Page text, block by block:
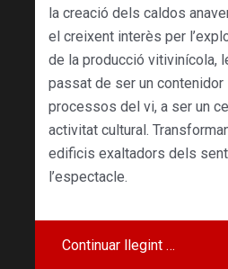
la creació dels caldos
el creixent interès per
de la producció vitivinícola,
passat de ser un
processos del vi, a ser un
activitat cultural.
edificis exaltadors dels
l’espectacle.
Continuar llegint …